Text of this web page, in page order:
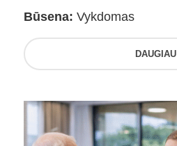
Būsena: Vykdomas
DAUGIAU